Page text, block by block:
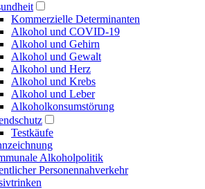
Kommerzielle Determinanten
Alkohol und COVID-19
Alkohol und Gehirn
Alkohol und Gewalt
Alkohol und Herz
Alkohol und Krebs
Alkohol und Leber
Alkoholkonsumstörung
Testkäufe
Alkoholpolitik
Personen­nahverkehr